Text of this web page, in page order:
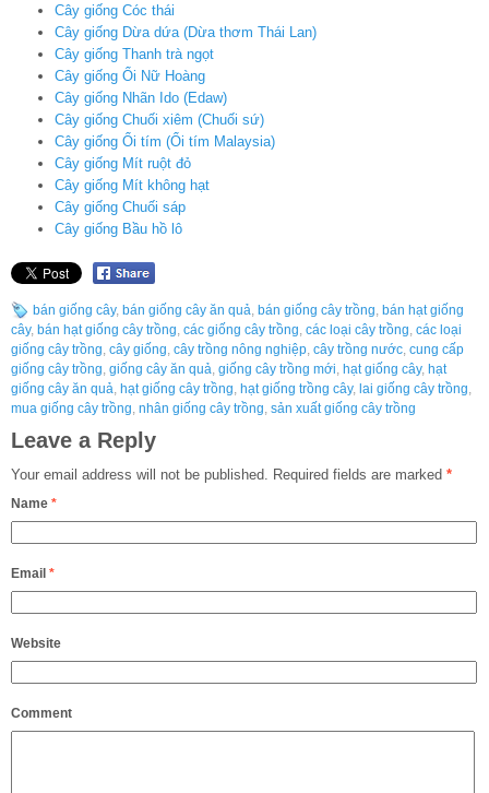
Cây giống Cóc thái
Cây giống Dừa dứa (Dừa thơm Thái Lan)
Cây giống Thanh trà ngọt
Cây giống Ổi Nữ Hoàng
Cây giống Nhãn Ido (Edaw)
Cây giống Chuối xiêm (Chuối sứ)
Cây giống Ổi tím (Ổi tím Malaysia)
Cây giống Mít ruột đỏ
Cây giống Mít không hạt
Cây giống Chuối sáp
Cây giống Bầu hồ lô
bán giống cây, bán giống cây ăn quả, bán giống cây trồng, bán hạt giống
cây, bán hạt giống cây trồng, các giống cây trồng, các loại cây trồng, các loại
giống cây trồng, cây giống, cây trồng nông nghiệp, cây trồng nước, cung cấp
giống cây trồng, giống cây ăn quả, giống cây trồng mới, hạt giống cây, hạt
giống cây ăn quả, hạt giống cây trồng, hạt giống trồng cây, lai giống cây trồng,
mua giống cây trồng, nhân giống cây trồng, sản xuất giống cây trồng
Leave a Reply
Your email address will not be published. Required fields are marked *
Name *
Email *
Website
Comment